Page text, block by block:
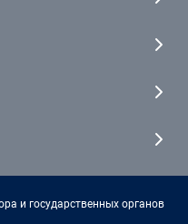
и государственных органов